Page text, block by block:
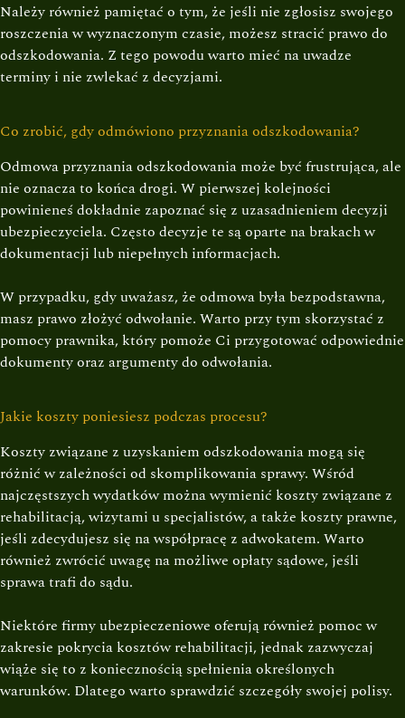
Należy również pamiętać o tym, że jeśli nie zgłosisz swojego
roszczenia w wyznaczonym czasie, możesz stracić prawo do
odszkodowania. Z tego powodu warto mieć na uwadze
terminy i nie zwlekać z decyzjami.
Co zrobić, gdy odmówiono przyznania odszkodowania?
Odmowa przyznania odszkodowania może być frustrująca, ale
nie oznacza to końca drogi. W pierwszej kolejności
powinieneś dokładnie zapoznać się z uzasadnieniem decyzji
ubezpieczyciela. Często decyzje te są oparte na brakach w
dokumentacji lub niepełnych informacjach.
W przypadku, gdy uważasz, że odmowa była bezpodstawna,
masz prawo złożyć odwołanie. Warto przy tym skorzystać z
pomocy prawnika, który pomoże Ci przygotować odpowiednie
dokumenty oraz argumenty do odwołania.
Jakie koszty poniesiesz podczas procesu?
Koszty związane z uzyskaniem odszkodowania mogą się
różnić w zależności od skomplikowania sprawy. Wśród
najczęstszych wydatków można wymienić koszty związane z
rehabilitacją, wizytami u specjalistów, a także koszty prawne,
jeśli zdecydujesz się na współpracę z adwokatem. Warto
również zwrócić uwagę na możliwe opłaty sądowe, jeśli
sprawa trafi do sądu.
Niektóre firmy ubezpieczeniowe oferują również pomoc w
zakresie pokrycia kosztów rehabilitacji, jednak zazwyczaj
wiąże się to z koniecznością spełnienia określonych
warunków. Dlatego warto sprawdzić szczegóły swojej polisy.